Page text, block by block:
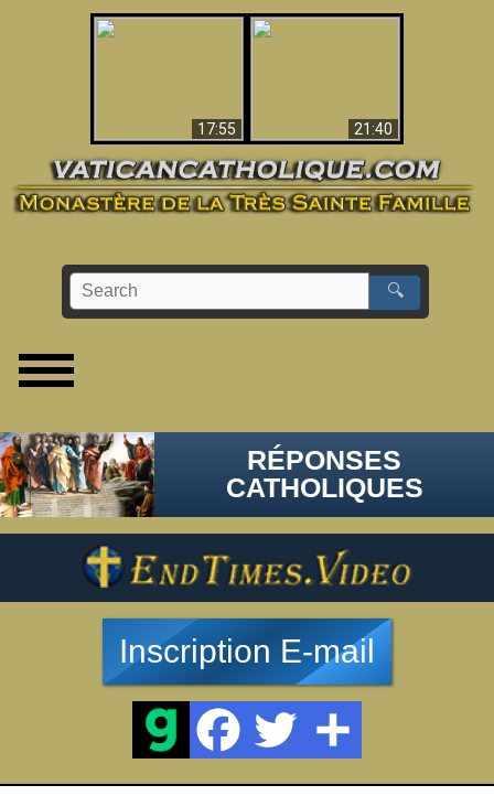
17:55
21:40
🔍
RÉPONSES
CATHOLIQUES
Inscription E-mail